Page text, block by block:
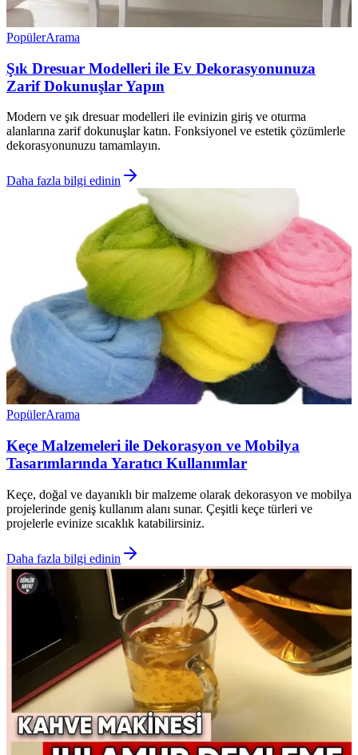
PopülerArama
Şık Dresuar Modelleri ile Ev Dekorasyonunuza
Zarif Dokunuşlar Yapın
Modern ve şık dresuar modelleri ile evinizin giriş ve oturma
alanlarına zarif dokunuşlar katın. Fonksiyonel ve estetik çözümlerle
dekorasyonunuzu tamamlayın.
Daha fazla bilgi edinin
PopülerArama
Keçe Malzemeleri ile Dekorasyon ve Mobilya
Tasarımlarında Yaratıcı Kullanımlar
Keçe, doğal ve dayanıklı bir malzeme olarak dekorasyon ve mobilya
projelerinde geniş kullanım alanı sunar. Çeşitli keçe türleri ve
projelerle evinize sıcaklık katabilirsiniz.
Daha fazla bilgi edinin